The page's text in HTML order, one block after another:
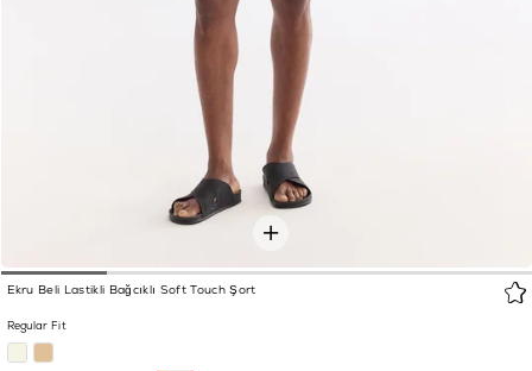
Ekru Beli Lastikli Bağcıklı Soft Touch Şort
Regular Fit